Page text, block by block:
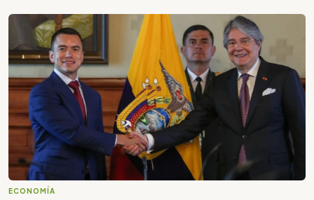
ECONOMÍA